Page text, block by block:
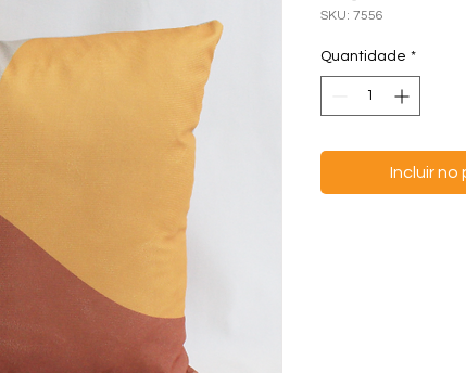
SKU: 7556
Quantidade *
Incluir